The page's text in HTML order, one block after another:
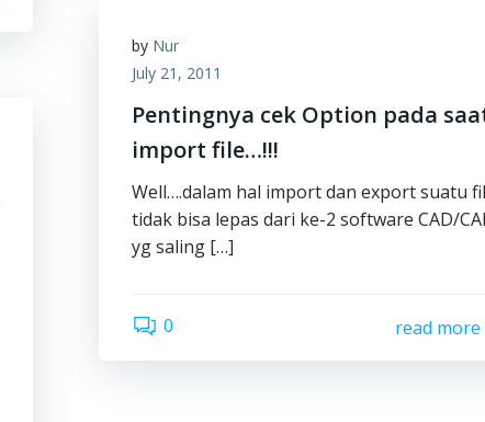
by Nur
July 21, 2011
Pentingnya cek Option pada
import file…!!!
Well….dalam hal import dan export suatu
tidak bisa lepas dari ke-2 software CAD/
yg saling […]
0 read more